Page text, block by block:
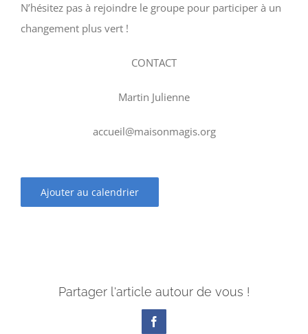
N’hésitez pas à rejoindre le groupe pour participer à un
changement plus vert !
CONTACT
Martin Julienne
accueil@maisonmagis.org
Ajouter au calendrier
Partager l'article autour de vous !
Facebook